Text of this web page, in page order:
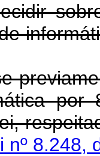
nº 8.248,